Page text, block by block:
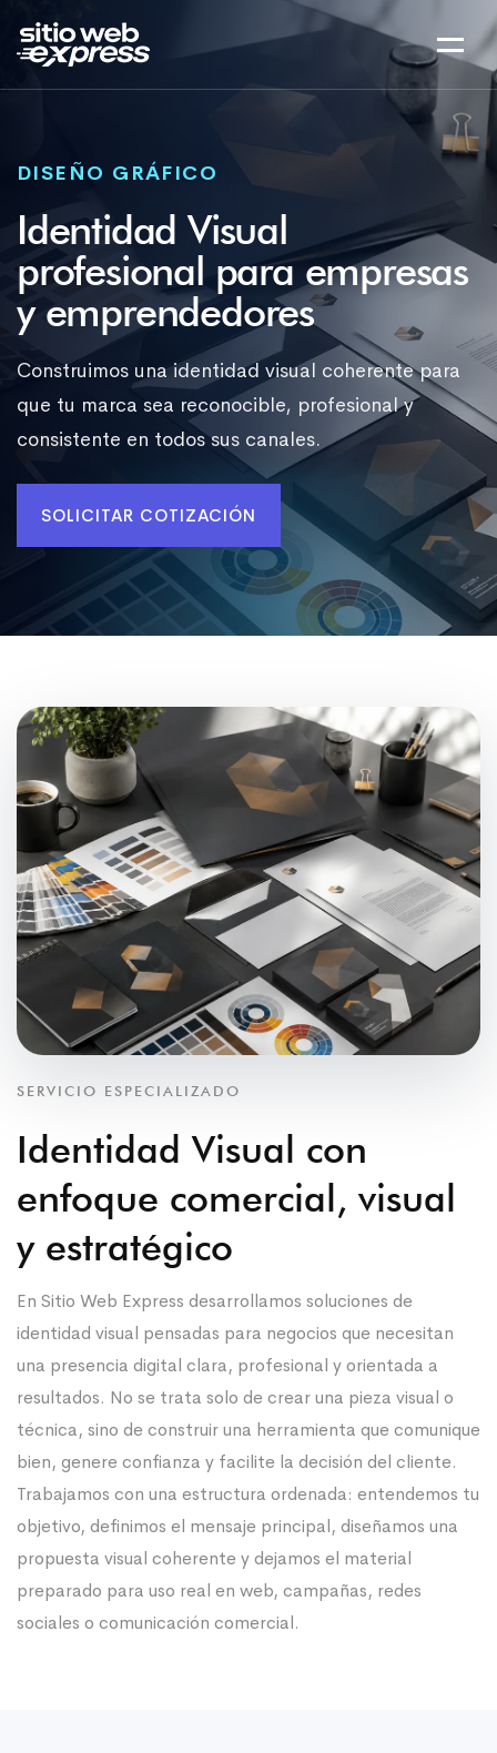
DISEÑO GRÁFICO
Identidad Visual
profesional para empresas
y emprendedores
Construimos una identidad visual coherente para
que tu marca sea reconocible, profesional y
consistente en todos sus canales.
SOLICITAR COTIZACIÓN
SERVICIO ESPECIALIZADO
Identidad Visual con
enfoque comercial, visual
y estratégico
En Sitio Web Express desarrollamos soluciones de
identidad visual pensadas para negocios que necesitan
una presencia digital clara, profesional y orientada a
resultados. No se trata solo de crear una pieza visual o
técnica, sino de construir una herramienta que comunique
bien, genere confianza y facilite la decisión del cliente.
Trabajamos con una estructura ordenada: entendemos tu
objetivo, definimos el mensaje principal, diseñamos una
propuesta visual coherente y dejamos el material
preparado para uso real en web, campañas, redes
sociales o comunicación comercial.